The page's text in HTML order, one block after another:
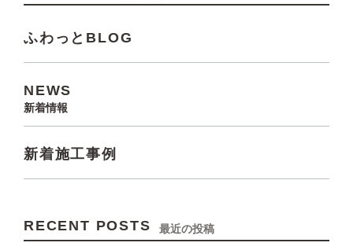
ふわっとBLOG
NEWS
新着情報
新着施工事例
RECENT POSTS 最近の投稿